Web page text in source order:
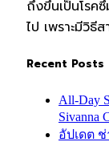
ถึงขึ้นเป็นโรค
ไป เพราะมีวิธีส
Recent Posts
All-Day
Sivanna
อัปเดต ช่